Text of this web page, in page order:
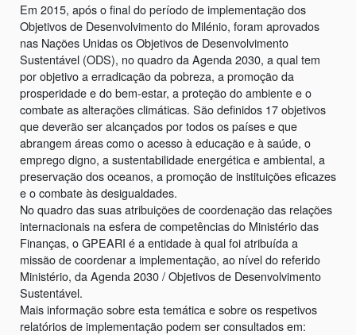
Em 2015, após o final do período de implementação dos
Objetivos de Desenvolvimento do Milénio, foram aprovados
nas Nações Unidas os Objetivos de Desenvolvimento
Sustentável (ODS), no quadro da Agenda 2030, a qual tem
por objetivo a erradicação da pobreza, a promoção da
prosperidade e do bem-estar, a proteção do ambiente e o
combate as alterações climáticas. São definidos 17 objetivos
que deverão ser alcançados por todos os países e que
abrangem áreas como o acesso à educação e à saúde, o
emprego digno, a sustentabilidade energética e ambiental, a
preservação dos oceanos, a promoção de instituições eficazes
e o combate às desigualdades.
No quadro das suas atribuições de coordenação das relações
internacionais na esfera de competências do Ministério das
Finanças, o GPEARI é a entidade à qual foi atribuída a
missão de coordenar a implementação, ao nível do referido
Ministério, da Agenda 2030 / Objetivos de Desenvolvimento
Sustentável.
Mais informação sobre esta temática e sobre os respetivos
relatórios de implementação podem ser consultados em: